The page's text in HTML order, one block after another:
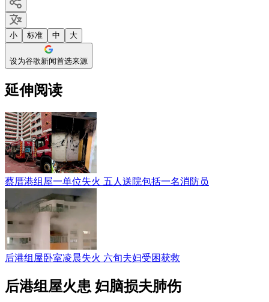
小 标准 中 大
设为谷歌新闻首选来源
延伸阅读
蔡厝港组屋一单位失火 五人送院包括一名消防员
后港组屋卧室凌晨失火 六旬夫妇受困获救
后港组屋火患 妇脑损夫肺伤